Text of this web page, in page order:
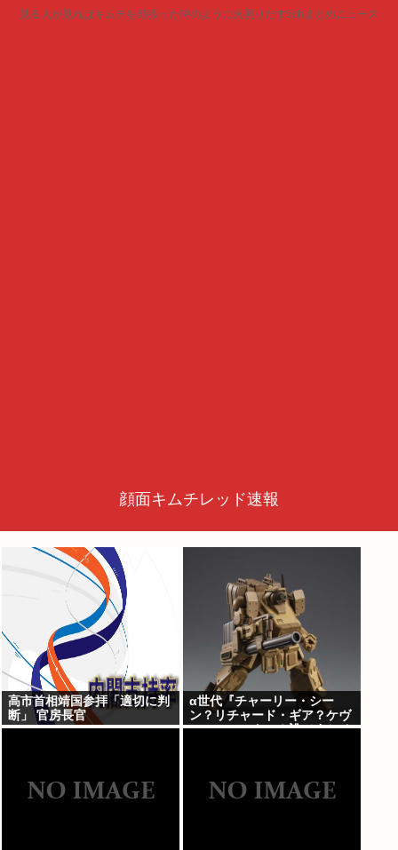
見る人が見ればキムチを頬張った時のように火照りだす5chまとめニュース
顔面キムチレッド速報
高市首相靖国参拝「適切に判
断」 官房長官
α世代『チャーリー・シー
ン？リチャード・ギア？ケヴ
ィン・コスナー？誰ですかそ